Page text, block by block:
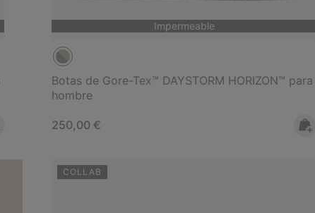
Impermeable
Botas de Gore-Tex™ DAYSTORM HORIZON™ para
hombre
Regular price:
250,00 €
COLLAB